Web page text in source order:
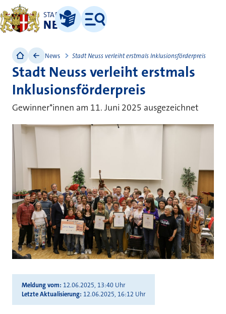
STADT
NEUSS
Leichte Sprache
Menü
News Stadt Neuss verleiht erstmals Inklusionsförderpreis
Stadt Neuss verleiht erstmals
Inklusionsförderpreis
Gewinner*innen am 11. Juni 2025 ausgezeichnet
Meldung vom 12.06.2025, 13:40 Uhr
Letzte Aktualisierung 12.06.2025, 16:12 Uhr